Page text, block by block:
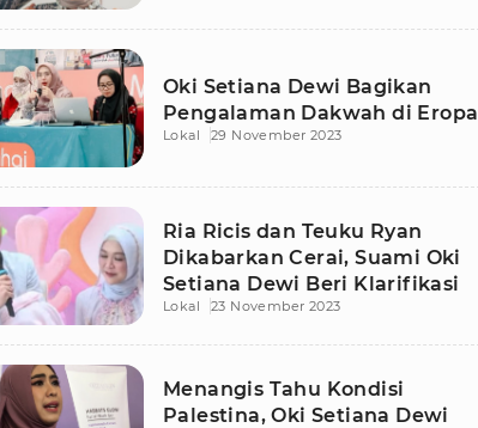
Oki Setiana Dewi Bagikan
Pengalaman Dakwah di Eropa
Lokal 29 November 2023
Ria Ricis dan Teuku Ryan
Dikabarkan Cerai, Suami Oki
Setiana Dewi Beri Klarifikasi
Lokal 23 November 2023
Menangis Tahu Kondisi
Palestina, Oki Setiana Dewi